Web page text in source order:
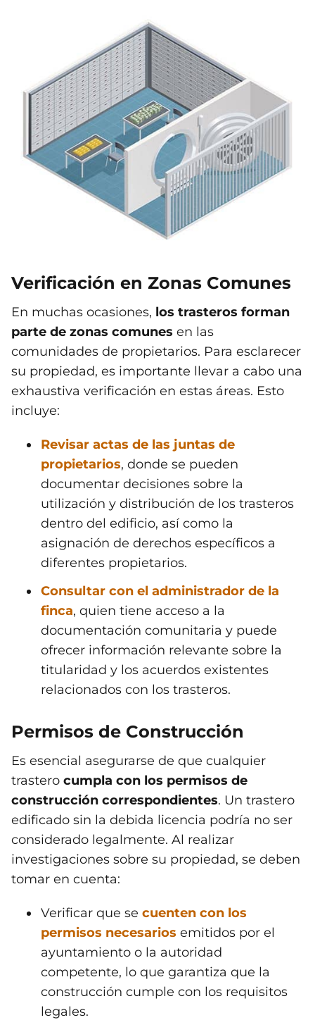
Verificación en Zonas Comunes
En muchas ocasiones, los trasteros forman
parte de zonas comunes en las
comunidades de propietarios. Para esclarecer
su propiedad, es importante llevar a cabo una
exhaustiva verificación en estas áreas. Esto
incluye:
Revisar actas de las juntas de
propietarios, donde se pueden
documentar decisiones sobre la
utilización y distribución de los trasteros
dentro del edificio, así como la
asignación de derechos específicos a
diferentes propietarios.
Consultar con el administrador de la
finca, quien tiene acceso a la
documentación comunitaria y puede
ofrecer información relevante sobre la
titularidad y los acuerdos existentes
relacionados con los trasteros.
Permisos de Construcción
Es esencial asegurarse de que cualquier
trastero cumpla con los permisos de
construcción correspondientes. Un trastero
edificado sin la debida licencia podría no ser
considerado legalmente. Al realizar
investigaciones sobre su propiedad, se deben
tomar en cuenta:
Verificar que se cuenten con los
permisos necesarios emitidos por el
ayuntamiento o la autoridad
competente, lo que garantiza que la
construcción cumple con los requisitos
legales.